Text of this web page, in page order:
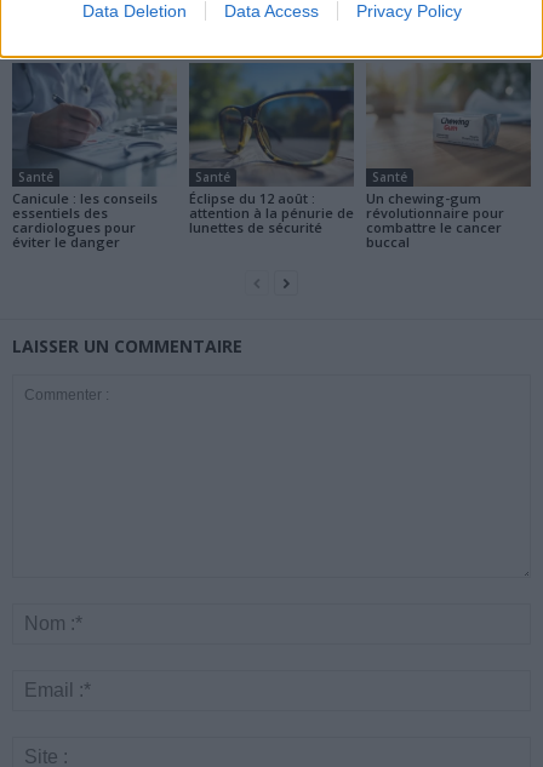
Data Deletion Data Access Privacy Policy
ARTICLES CONNEXES PLUS DE L'AUTEUR
Santé
Canicule : les conseils
essentiels des
cardiologues pour
éviter le danger
Santé
Éclipse du 12 août :
attention à la pénurie de
lunettes de sécurité
Santé
Un chewing-gum
révolutionnaire pour
combattre le cancer
buccal
LAISSER UN COMMENTAIRE